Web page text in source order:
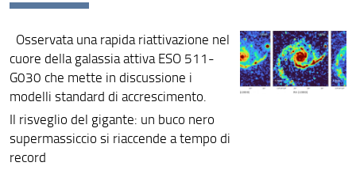
Osservata una rapida riattivazione nel
cuore della galassia attiva ESO 511-
G030 che mette in discussione i
modelli standard di accrescimento.
Il risveglio del gigante: un buco nero
supermassiccio si riaccende a tempo di
record